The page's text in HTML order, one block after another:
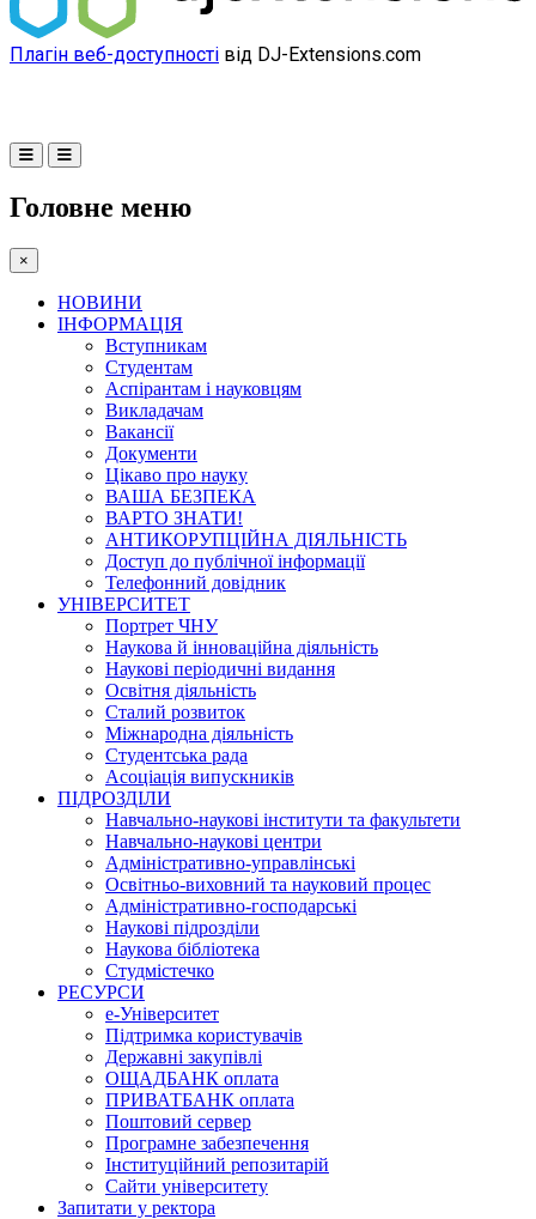
Плагін веб-доступності від DJ-Extensions.com
Головне меню
×
НОВИНИ
ІНФОРМАЦІЯ
Вступникам
Студентам
Аспірантам і науковцям
Викладачам
Вакансії
Документи
Цікаво про науку
ВАША БЕЗПЕКА
ВАРТО ЗНАТИ!
АНТИКОРУПЦІЙНА ДІЯЛЬНІСТЬ
Доступ до публічної інформації
Телефонний довідник
УНІВЕРСИТЕТ
Портрет ЧНУ
Наукова й інноваційна діяльність
Наукові періодичні видання
Освітня діяльність
Сталий розвиток
Міжнародна діяльність
Студентська рада
Асоціація випускників
ПІДРОЗДІЛИ
Навчально-наукові інститути та факультети
Навчально-наукові центри
Адміністративно-управлінські
Освітньо-виховний та науковий процес
Адміністративно-господарські
Наукові підрозділи
Наукова бібліотека
Студмістечко
РЕСУРСИ
е-Університет
Підтримка користувачів
Державні закупівлі
ОЩАДБАНК оплата
ПРИВАТБАНК оплата
Поштовий сервер
Програмне забезпечення
Інституційний репозитарій
Сайти університету
Запитати у ректора